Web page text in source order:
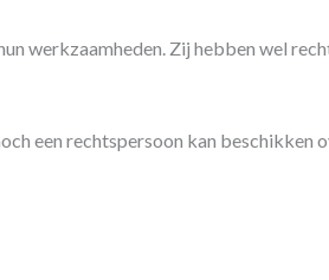
werkzaamheden. Zij hebben wel
een rechtspersoon kan beschikken